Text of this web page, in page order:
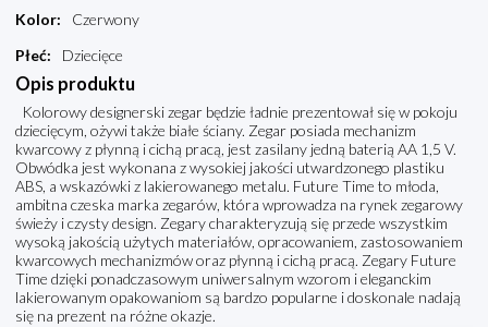
Kolor:
Czerwony
Płeć: Dziecięce
Opis produktu
Kolorowy designerski zegar będzie ładnie prezentował się w pokoju
dziecięcym, ożywi także białe ściany. Zegar posiada mechanizm
kwarcowy z płynną i cichą pracą, jest zasilany jedną baterią AA 1,5 V.
Obwódka jest wykonana z wysokiej jakości utwardzonego plastiku
ABS, a wskazówki z lakierowanego metalu. Future Time to młoda,
ambitna czeska marka zegarów, która wprowadza na rynek zegarowy
świeży i czysty design. Zegary charakteryzują się przede wszystkim
wysoką jakością użytych materiałów, opracowaniem, zastosowaniem
kwarcowych mechanizmów oraz płynną i cichą pracą. Zegary Future
Time dzięki ponadczasowym uniwersalnym wzorom i eleganckim
lakierowanym opakowaniom są bardzo popularne i doskonale nadają
się na prezent na różne okazje.